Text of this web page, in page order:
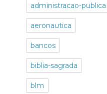
administracao-publica
aeronautica
bancos
biblia-sagrada
blm